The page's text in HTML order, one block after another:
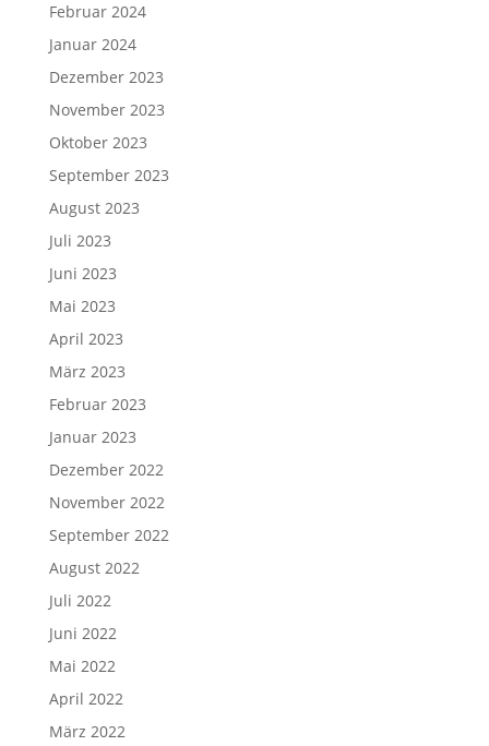
Februar 2024
Januar 2024
Dezember 2023
November 2023
Oktober 2023
September 2023
August 2023
Juli 2023
Juni 2023
Mai 2023
April 2023
März 2023
Februar 2023
Januar 2023
Dezember 2022
November 2022
September 2022
August 2022
Juli 2022
Juni 2022
Mai 2022
April 2022
März 2022